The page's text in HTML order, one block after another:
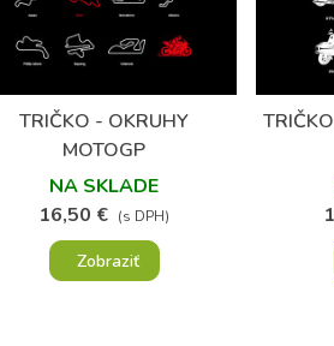
Obľúbené
TRIČKO - OKRUHY
MOTOGP
NA SKLADE
16,50 € (s DPH)
Zobraziť